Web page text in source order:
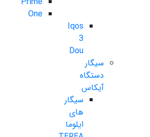
One
Iqos
3
Dou
سیگار
دستگاه
آیکاس
سیگار
های
ایلوما